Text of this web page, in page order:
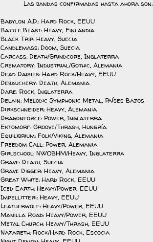
Las bandas confirmadas hasta ahora son:
Babylon A.D.: Hard Rock, EEUU
Battle Beast: Heavy, Finlandia
Black Trip: Heavy, Suecia
Candlemass: Doom, Suecia
Carcass: Death/Grindcore, Inglaterra
Crematory: Industrial/Gothic, Alemania
Dead Daisies: Hard Rock/Heavy, EEUU
Debauchery: Death, Alemania
Dare: Rock, Inglaterra
Delain: Melodic Symphonic Metal, Países Bajos
Dirkschneider: Heavy, Alemania
Dragonforce: Power, Inglaterra
Ektomorf: Groove/Thrash, Hungría
Equilibrium: Folk/Viking, Alemania
Freedom Call: Power, Alemania
Girlschool: NWOBHM/Heavy, Inglaterra
Grave: Death, Suecia
Grave Digger: Heavy, Alemania
Great White: Hard Rock, EEUU
Iced Earth: Heavy/Power, EEUU
Impellitteri: Heavy, EEUU
Leatherwolf: Heavy/Power, EEUU
Manilla Road: Heavy/Power, EEUU
Metal Church: Heavy/Thrash, EEUU
Nazareth: Rock/Hard Rock, Escocia